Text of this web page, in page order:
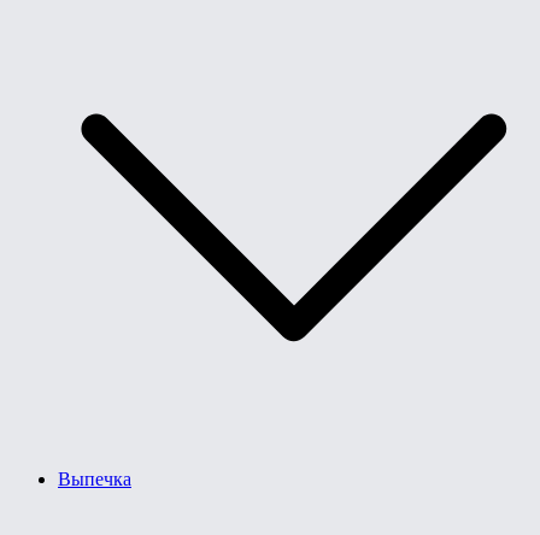
Выпечка